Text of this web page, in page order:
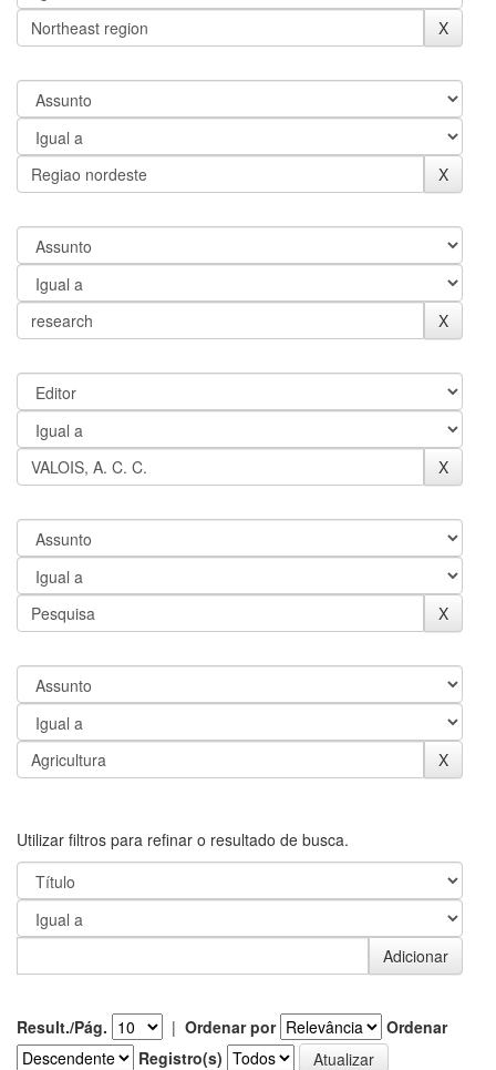
Utilizar filtros para refinar o resultado de busca.
Result./Pág. | Ordenar por
Ordenar
Registro(s)